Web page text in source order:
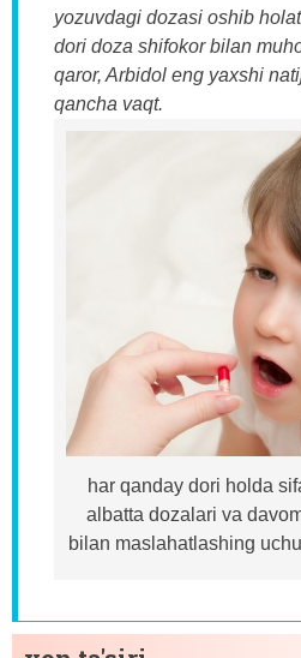
yozuvdagi dozasi oshib
dori doza shifokor bilan
qaror, Arbidol eng yaxshi
qancha vaqt.
har qanday dori holda
albatta dozalari va
bilan maslahatlashing